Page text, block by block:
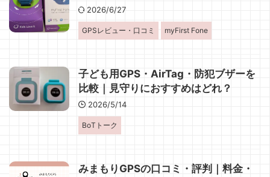
2026/6/27
GPSレビュー・口コミ myFirst Fone
子ども用GPS・AirTag・防犯ブザーを
比較｜見守りにおすすめはどれ？
2026/5/14
BoTトーク
みまもりGPSの口コミ・評判｜料金・